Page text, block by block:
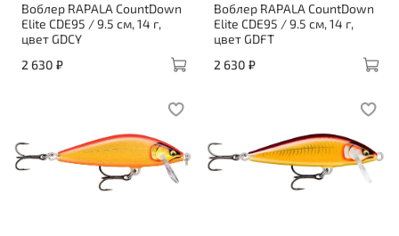
Воблер RAPALA CountDown
Elite CDE95 / 9.5 см, 14 г,
цвет GDCY
2 630 ₽
Воблер RAPALA CountDown
Elite CDE95 / 9.5 см, 14 г,
цвет GDFT
2 630 ₽